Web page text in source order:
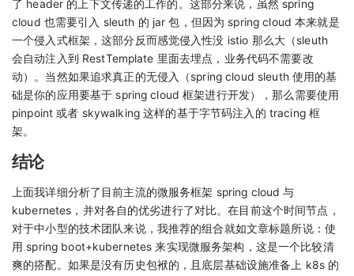
了 header 的上下文传递的工作的。这部分来说，虽然 spring
cloud 也需要引入 sleuth 的 jar 包，但因为 spring cloud 本来就是
一个侵入式框架，这部分反而感觉侵入性没 istio 那么大（sleuth
会自动注入到 RestTemplate 里面去埋点，业务代码不需要改
动）。当然如果追求真正的无侵入（spring cloud sleuth 使用的基
础是你的应用要基于 spring cloud 框架进行开发），那么需要使用
pinpoint 或者 skywalking 这样的基于字节码注入的 tracing 框
架。
结论
上面我详细分析了目前主流的微服务框架 spring cloud 与
kubernetes，并对各自的优劣进行了对比。在目前这个时间节点，
对于中小型的技术团队来说，我推荐的组合就如文章标题所说：使
用 spring boot+kubernetes 来实现微服务架构，这是一个比较清
爽的搭配。如果是没有历史包袱的，且底层基础设施准备上 k8s 的